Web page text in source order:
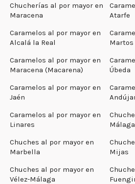
Chucherías al por mayor en
Maracena
Atarfe
Caramelos al por mayor en
Alcalá la Real
Martos
Caramelos al por mayor en
Maracena (Macarena)
Úbeda
Caramelos al por mayor en
Jaén
Caramelos al por mayor en
Linares
Málaga
Chuches al por mayor en
Marbella
Mijas
Chuches al por mayor en
Vélez-Málaga